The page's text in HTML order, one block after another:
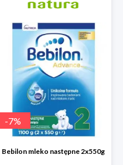
-7%
Bebilon mleko następne 2x550g